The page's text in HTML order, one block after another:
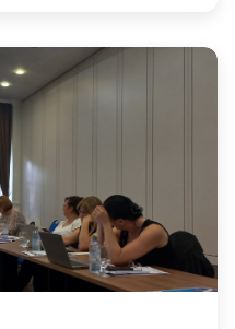
сите услуги